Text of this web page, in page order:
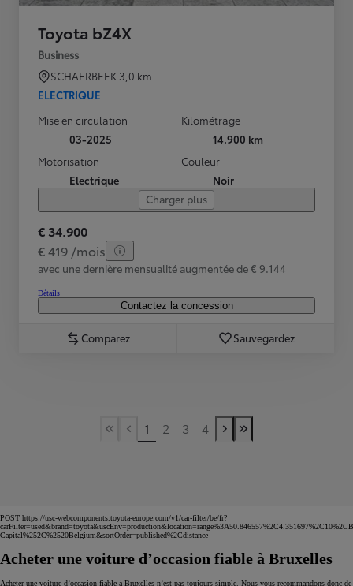
Toyota bZ4X
Business
SCHAERBEEK 3,0 km
ELECTRIQUE
Mise en circulation
03-2025
Kilométrage
14.900 km
Motorisation
Electrique
Couleur
Noir
Charger plus
€ 34.900
€ 419 /mois
avec une dernière mensualité augmentée de € 9.144
Détails
Contactez la concession
Comparez Sauvegardez
First Page
Previous page
1 2 3 4
Next page
Last Page
POST https://usc-webcomponents.toyota-europe.com/v1/car-filter/be/fr?
Capital%252C%2520Belgium&sortOrder=published%2Cdistance
Acheter une voiture d’occasion fiable à Bruxelles
Acheter une voiture d’occasion fiable à Bruxelles n’est pas toujours simple. Nous vous recommandons donc de